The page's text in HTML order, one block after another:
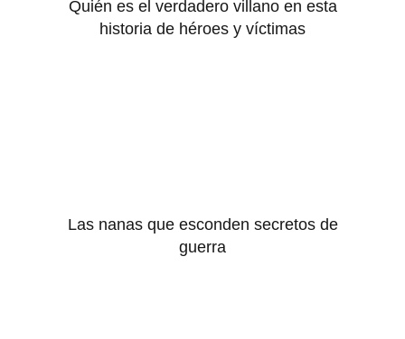
Quién es el verdadero villano en esta
historia de héroes y víctimas
Las nanas que esconden secretos de
guerra